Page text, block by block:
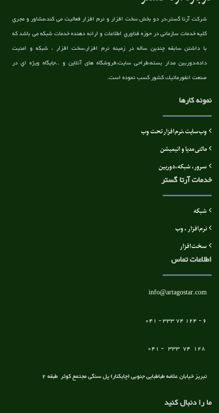
شركت آرتا گستر،در دو بخش سخت افزار و نرم افزار فعالیت می کند،مشاور و مجري
کلیه خدمات سازمانی در حوزه فناوري اطلاعات و ارائه دهنده خدمات شبکه می باشد که
با داشتن سابقه چندین ساله در زمینه نرم افزار،سخت افزار ، شبکه و امنیت
داده،دوربین مدار بسته،طراحی سایت،فروشگاه های آنلاین و ..جايگاه ويژه اي در
صنعت انفورماتيك کشور كسب نموده است.
نمونه کارها
وب‌سایت،نرم‌افزار تحت وب
مالتی مدیا و انیمیشن
سرور، شبکه،دوربین
خدمات آرتا گستر
شبکه
نرم‌افزار ، وب
سخت‌افزار
اطلاعات تماس
info@artagostar.com
6 - 124 74 333 - 041
تبریز خیابان علامه طباطبایی جنوبی (چایکنار) پل سنگی مجتمع کوثر طبقه 2
ما را دنبال کنید